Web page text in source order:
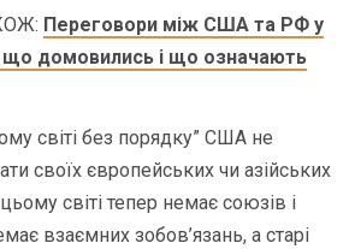
Переговори між США та РФ у
що домовились і що означають
світі без порядку” США не
своїх європейських чи азійських
світі тепер немає союзів і
взаємних зобов’язань, а старі